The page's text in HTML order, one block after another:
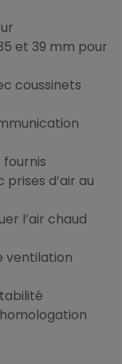
et 39 mm pour
coussinets
d’air au
l’air chaud
ventilation